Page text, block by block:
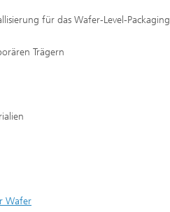
für das Wafer-Level-Packaging
Trägern
Wafer